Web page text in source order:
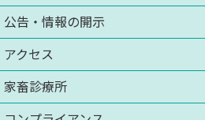
公告・情報の開示
アクセス
家畜診療所